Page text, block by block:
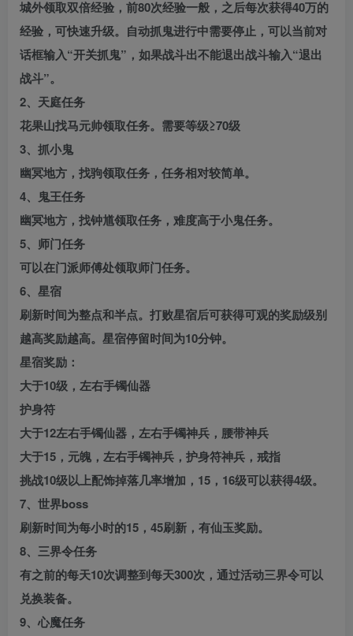
城外领取双倍经验，前80次经验一般，之后每次获得40万的
经验，可快速升级。自动抓鬼进行中需要停止，可以当前对
话框输入“开关抓鬼”，如果战斗出不能退出战斗输入“退出
战斗”。
2、天庭任务
花果山找马元帅领取任务。需要等级≥70级
3、抓小鬼
幽冥地方，找驹领取任务，任务相对较简单。
4、鬼王任务
幽冥地方，找钟馗领取任务，难度高于小鬼任务。
5、师门任务
可以在门派师傅处领取师门任务。
6、星宿
刷新时间为整点和半点。打败星宿后可获得可观的奖励级别
越高奖励越高。星宿停留时间为10分钟。
星宿奖励：
大于10级，左右手镯仙器
护身符
大于12左右手镯仙器，左右手镯神兵，腰带神兵
大于15，元魄，左右手镯神兵，护身符神兵，戒指
挑战10级以上配饰掉落几率增加，15，16级可以获得4级。
7、世界boss
刷新时间为每小时的15，45刷新，有仙玉奖励。
8、三界令任务
有之前的每天10次调整到每天300次，通过活动三界令可以
兑换装备。
9、心魔任务